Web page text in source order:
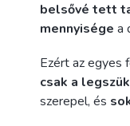
belsővé tett
mennyisége a
Ezért az egyes
csak a
szerepel, és